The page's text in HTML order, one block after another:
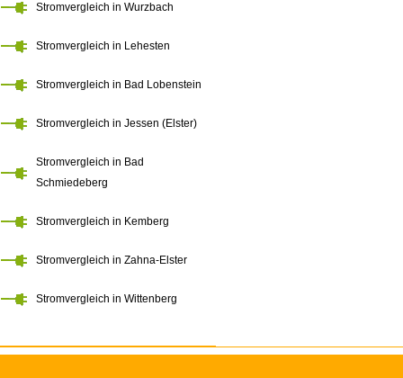
Stromvergleich in Wurzbach
Stromvergleich in Lehesten
Stromvergleich in Bad Lobenstein
Stromvergleich in Jessen (Elster)
Stromvergleich in Bad
Schmiedeberg
Stromvergleich in Kemberg
Stromvergleich in Zahna-Elster
Stromvergleich in Wittenberg